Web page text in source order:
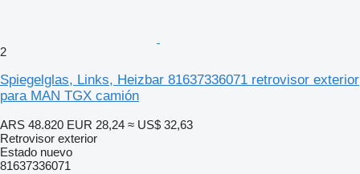
2
Spiegelglas, Links, Heizbar 81637336071 retrovisor exterior
para MAN TGX camión
ARS 48.820 EUR 28,24 ≈ US$ 32,63
Retrovisor exterior
Estado nuevo
81637336071